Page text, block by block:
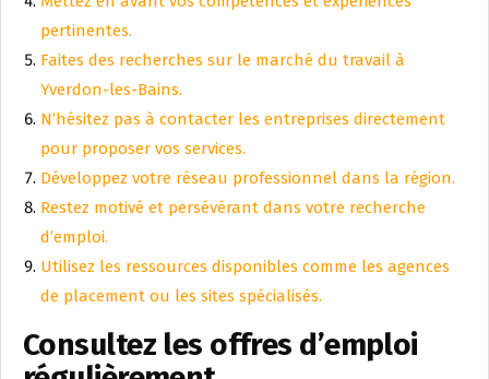
pertinentes.
Faites des recherches sur le marché du travail à
Yverdon-les-Bains.
N’hésitez pas à contacter les entreprises directement
pour proposer vos services.
Développez votre réseau professionnel dans la région.
Restez motivé et persévérant dans votre recherche
d’emploi.
Utilisez les ressources disponibles comme les agences
de placement ou les sites spécialisés.
Consultez les offres d’emploi